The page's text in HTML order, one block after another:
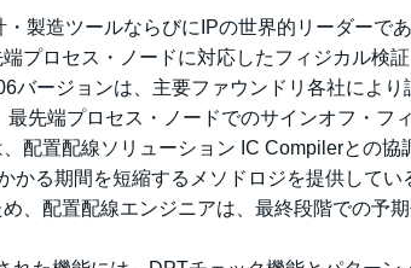
製造ツールならびにIPの世界的リーダーで
プロセス・ノードに対応したフィジカル検証
バージョンは、主要ファウンドリ各社により
先端プロセス・ノードでのサインオフ・フ
配置配線ソリューション IC Compilerとの協
かる期間を短縮するメソドロジを提供してい
、配置配線エンジニアは、最終段階での予